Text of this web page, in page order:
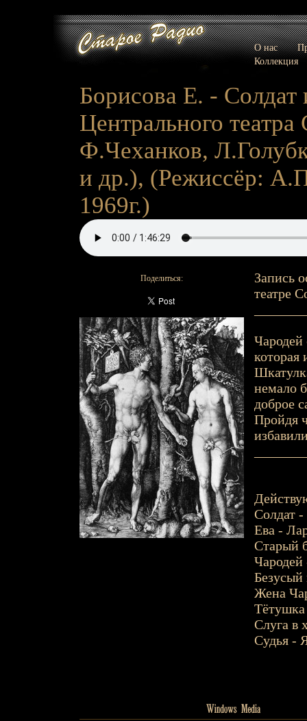
О нас
Коллекция
Борисова Е. - Солдат
Центрального
Ф.Чеханков,
и др.), (Режиссёр:
1969г.)
Поделиться:
Запись
театре
Чародей
которая
немало
доброе
Пройдя
Солдат
Ева -
Старый
Жена
Тётушка
Слуга в
Судья -